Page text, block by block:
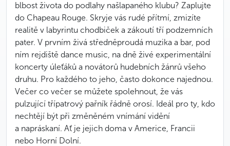
blbost života do podlahy našlapaného klubu? Zaplujte
do Chapeau Rouge. Skryje vás rudé přítmí, zmizíte
realitě v labyrintu chodbiček a zákoutí tří podzemních
pater. V prvním živá středněproudá muzika a bar, pod
ním rejdiště dance music, na dně živé experimentální
koncerty úleťáků a novátorů hudebních žánrů všeho
druhu. Pro každého to jeho, často dokonce najednou.
Večer co večer se můžete spolehnout, že vás
pulzující třípatrový pařník řádně orosí. Ideál pro ty, kdo
nechtějí být při změněném vnímání vidění
a napráskaní. Ať je jejich doma v Americe, Francii
nebo Horní Dolní.